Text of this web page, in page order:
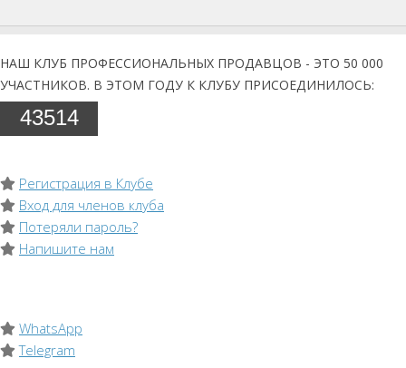
НАШ КЛУБ ПРОФЕССИОНАЛЬНЫХ ПРОДАВЦОВ - ЭТО 50 000
УЧАСТНИКОВ. В ЭТОМ ГОДУ К КЛУБУ ПРИСОЕДИНИЛОСЬ:
43514
Регистрация в Клубе
Вход для членов клуба
Потеряли пароль?
Напишите нам
WhatsApp
Telegram